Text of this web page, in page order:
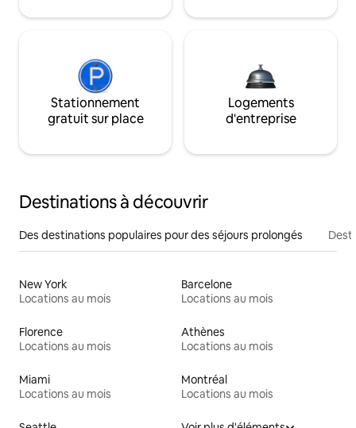
Stationnement
gratuit sur place
Logements
d'entreprise
Destinations à découvrir
Des destinations populaires pour des séjours prolongés
New York
Locations au mois
Barcelone
Locations au mois
Florence
Locations au mois
Athènes
Locations au mois
Miami
Locations au mois
Montréal
Locations au mois